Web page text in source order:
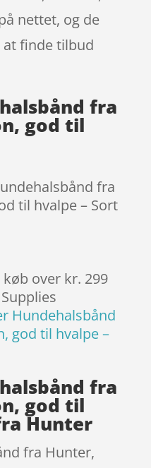
nettet, og de
finde tilbud
fra
god til
fra
til hvalpe – Sort
køb over kr. 299
Hundehalsbånd
god til hvalpe –
fra
god til
Hunter
fra Hunter,